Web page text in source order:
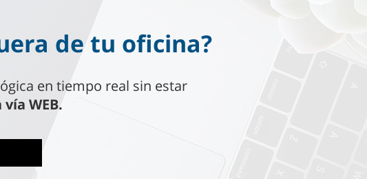
de tu oficina?
en tiempo real sin estar
WEB.